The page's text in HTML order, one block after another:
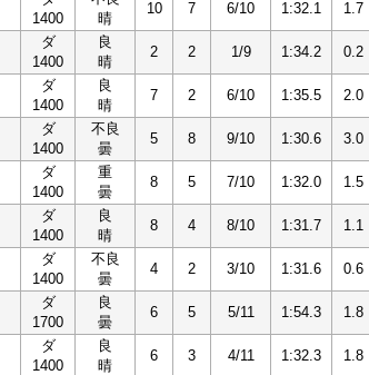
1400
晴
10 7 6/10 1:32.1 1.7
ダ
1400
良
晴
2 2 1/9 1:34.2 0.2
ダ
1400
良
晴
7 2 6/10 1:35.5 2.0
ダ
1400
不良
曇
5 8 9/10 1:30.6 3.0
ダ
1400
重
曇
8 5 7/10 1:32.0 1.5
ダ
1400
良
晴
8 4 8/10 1:31.7 1.1
ダ
1400
不良
曇
4 2 3/10 1:31.6 0.6
ダ
1700
良
曇
6 5 5/11 1:54.3 1.8
ダ
1400
良
晴
6 3 4/11 1:32.3 1.8